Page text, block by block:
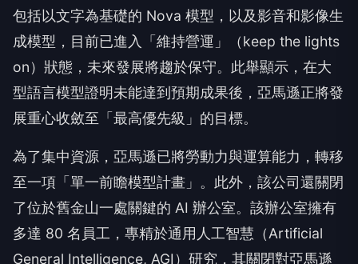
包括以文字為基礎的 Nova 模型，以及影音和影像生
成模型，目前已進入「維持營運」（keep the lights
on）狀態，未來發展將趨於保守。此舉顯示，在大
型語言模型證明未能達到預期成果後，亞馬遜正將發
展重心收斂至「最高優先級」的目標。
為了集中資源，亞馬遜已將勞動力與運算能力，轉移
至一項「單一前瞻模型計畫」。此外，該公司還關閉
了位於舊金山一處關鍵的 AI 辦公室。該辦公室擁有
多達 80 名員工，專精於通用人工智慧（Artificial
General Intelligence, AGI）研究，其關閉對亞馬遜